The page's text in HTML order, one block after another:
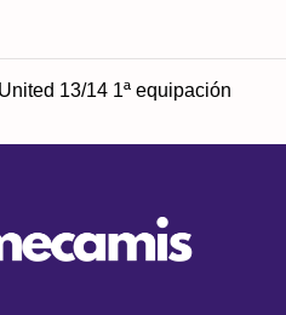
13/14 1ª equipación